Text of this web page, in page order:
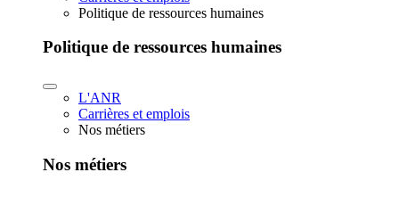
Politique de ressources humaines
Politique de ressources humaines
L'ANR
Carrières et emplois
Nos métiers
Nos métiers